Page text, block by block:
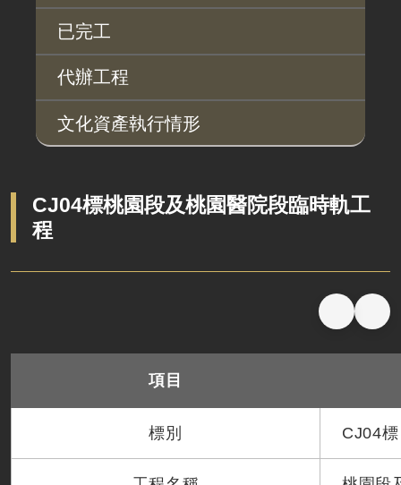
已完工
代辦工程
文化資產執行情形
CJ04標桃園段及桃園醫院段臨時軌工
程
項目
標別 CJ04標